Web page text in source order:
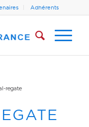
Adhérents
regate